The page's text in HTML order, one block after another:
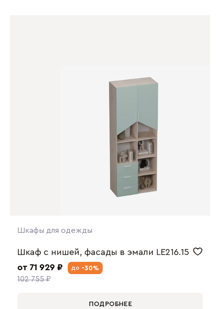
Шкафы для одежды
Шкаф с нишей, фасады в эмали LE216.15
от 71 929 ₽
102 755 ₽
до -30%
ПОДРОБНЕЕ